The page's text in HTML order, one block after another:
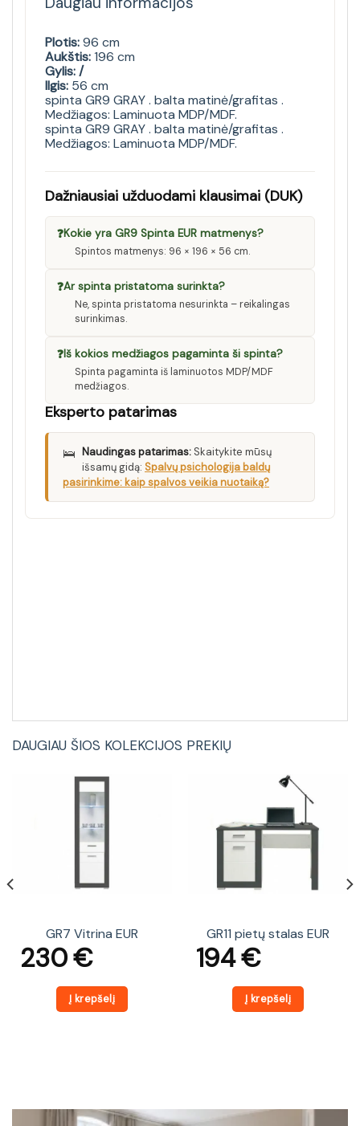
Plotis:96 cm
Aukštis:196 cm
Gylis: /
Ilgis: 56 cm
spinta GR9 GRAY . balta matinė/grafitas .
Medžiagos: Laminuota MDP/MDF.
spinta GR9 GRAY . balta matinė/grafitas .
Medžiagos: Laminuota MDP/MDF.
Dažniausiai užduodami klausimai (DUK)
❓Kokie yra GR9 Spinta EUR matmenys?
Spintos matmenys: 96 × 196 × 56 cm.
❓Ar spinta pristatoma surinkta?
Ne, spinta pristatoma nesurinkta – reikalingas
surinkimas.
❓Iš kokios medžiagos pagaminta ši spinta?
Spinta pagaminta iš laminuotos MDP/MDF
medžiagos.
Eksperto patarimas
🛌 Naudingas patarimas: Skaitykite mūsų
išsamų gidą: Spalvų psichologija baldų
pasirinkime: kaip spalvos veikia nuotaiką?
DAUGIAU ŠIOS KOLEKCIJOS PREKIŲ
GR7 Vitrina EUR
230€
Į krepšelį
GR11 pietų stalas EUR
194€
Į krepšelį